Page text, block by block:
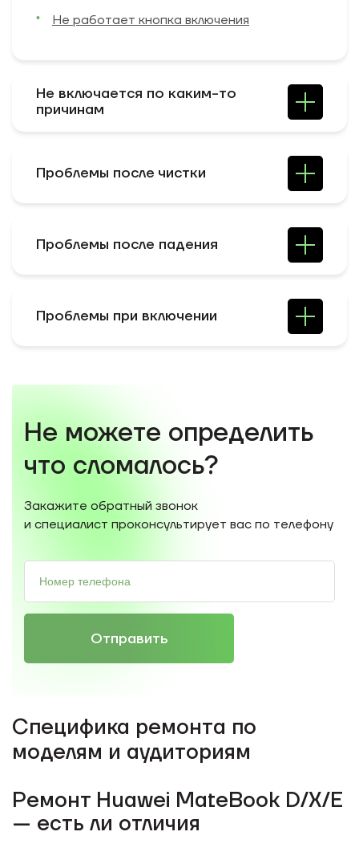
Не работает кнопка включения
Не включается по каким-то
причинам
Проблемы после чистки
Проблемы после падения
Проблемы при включении
Не можете определить
что сломалось?
Закажите обратный звонок
и специалист проконсультирует вас по телефону
Отправить
Специфика ремонта по
моделям и аудиториям
Ремонт Huawei MateBook D/X/E
— есть ли отличия